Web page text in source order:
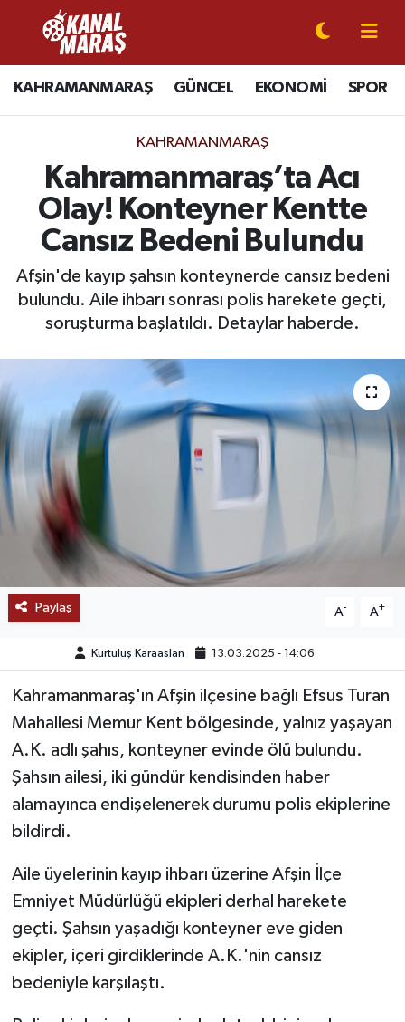
KAHRAMANMARAŞ GÜNCEL EKONOMİ SPOR
KAHRAMANMARAŞ
Kahramanmaraş’ta Acı
Olay! Konteyner Kentte
Cansız Bedeni Bulundu
Afşin'de kayıp şahsın konteynerde cansız bedeni
bulundu. Aile ihbarı sonrası polis harekete geçti,
soruşturma başlatıldı. Detaylar haberde.
Paylaş A- A+
Kurtuluş Karaaslan 13.03.2025 - 14:06
Kahramanmaraş'ın Afşin ilçesine bağlı Efsus Turan
Mahallesi Memur Kent bölgesinde, yalnız yaşayan
A.K. adlı şahıs, konteyner evinde ölü bulundu.
Şahsın ailesi, iki gündür kendisinden haber
alamayınca endişelenerek durumu polis ekiplerine
bildirdi.
Aile üyelerinin kayıp ihbarı üzerine Afşin İlçe
Emniyet Müdürlüğü ekipleri derhal harekete
geçti. Şahsın yaşadığı konteyner eve giden
ekipler, içeri girdiklerinde A.K.'nin cansız
bedeniyle karşılaştı.
CANLI YAYIN
KAHRAMANMARAŞ
SPOR
SİYASET
EKONOMİ
MAGAZİN
SAĞLIK
EĞİTİM
BÖLGE
KEŞFET
POPÜLER
DÜNYA
TREND
MEDYA
OTOMOTİV
YAŞAM
KÜLTÜR SANAT
Kahramanmaraş Nöbetçi Eczaneler
Kahramanmaraş Hava Durumu
Kahramanmaraş Trafik Yoğunluk Haritası
Süper Lig Puan Durumu ve Fikstür
Tüm Manşetler
Haber Arşivi